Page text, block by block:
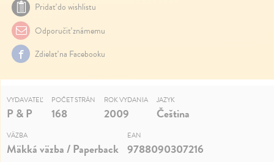
Pridať do wishlistu
Odporučiť známemu
Zdielať na Facebooku
VYDAVATEĽ
P & P
POČET STRÁN
168
ROK VYDANIA
2009
JAZYK
Čeština
VÄZBA
Mäkká väzba / Paperback
EAN
9788090307216